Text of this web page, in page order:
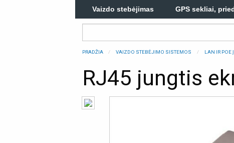
Vaizdo stebėjimas GPS sekliai,
PRADŽIA VAIZDO STEBĖJIMO SISTEMOS LAN IR POE
RJ45 jungtis